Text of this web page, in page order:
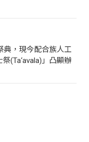
典，現今配合族人工
(Ta‘avala)」凸顯辦